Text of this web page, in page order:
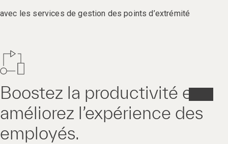
avec les services de gestion des points d’extrémité
Boostez la productivité et
améliorez l’expérience des
employés.